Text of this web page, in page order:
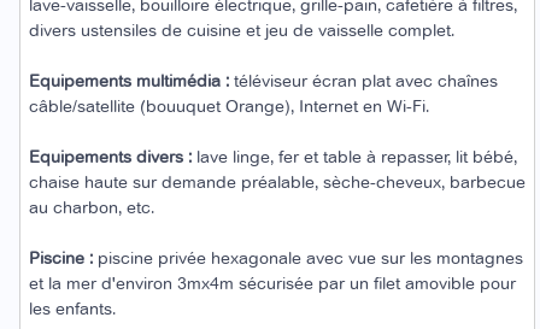
lave-vaisselle, bouilloire électrique, grille-pain, cafetière à filtres,
divers ustensiles de cuisine et jeu de vaisselle complet.
Equipements multimédia : téléviseur écran plat avec chaînes
câble/satellite (bouuquet Orange), Internet en Wi-Fi.
Equipements divers : lave linge, fer et table à repasser, lit bébé,
chaise haute sur demande préalable, sèche-cheveux, barbecue
au charbon, etc.
Piscine : piscine privée hexagonale avec vue sur les montagnes
et la mer d'environ 3mx4m sécurisée par un filet amovible pour
les enfants.